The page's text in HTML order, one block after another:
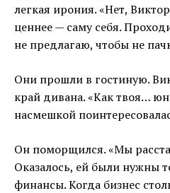
легкая ирония. «Нет,
ценнее — саму себя.
не предлагаю, чтобы не
Они прошли в гостиную.
край дивана. «Как твоя…
насмешкой
Он поморщился. «Мы
Оказалось, ей были нужны
финансы. Когда бизнес